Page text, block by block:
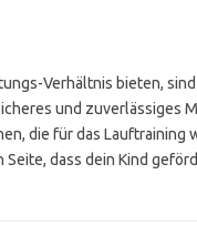
Verhältnis bieten,
und zuverlässiges
die für das Lauftraining
dass dein Kind